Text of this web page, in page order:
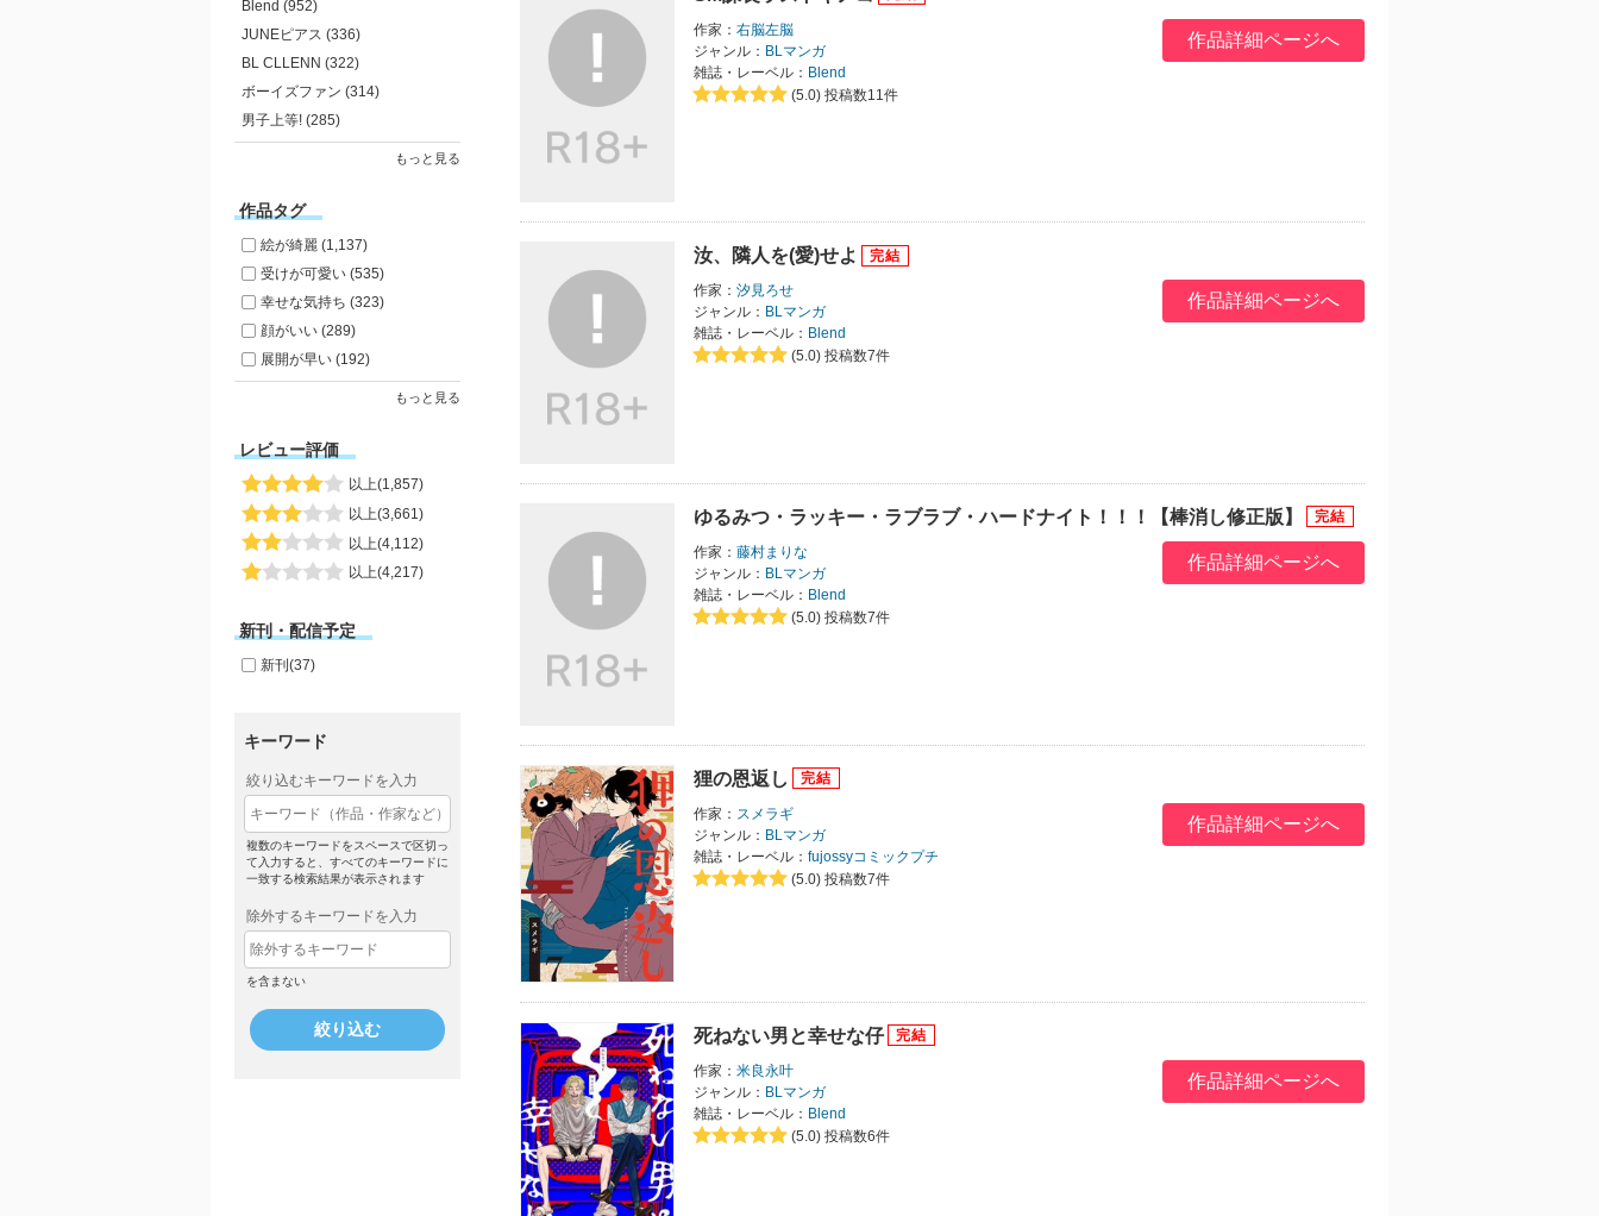
Blend (952)
JUNEピアス (336)
BL CLLENN (322)
ボーイズファン (314)
男子上等! (285)
もっと見る
作品タグ
絵が綺麗 (1,137)
受けが可愛い (535)
幸せな気持ち (323)
顔がいい (289)
展開が早い (192)
もっと見る
レビュー評価
以上(1,857)
以上(3,661)
以上(4,112)
以上(4,217)
新刊・配信予定
新刊(37)
キーワード
絞り込むキーワードを入力
複数のキーワードをスペースで区切っ
て入力すると、すべてのキーワードに
一致する検索結果が表示されます
除外するキーワードを入力
を含まない
絞り込む
作家： 右脳左脳
ジャンル： BLマンガ
雑誌・レーベル： Blend
(5.0) 投稿数11件
作品詳細ページへ
汝、隣人を(愛)せよ
作家： 汐見ろせ
ジャンル： BLマンガ
雑誌・レーベル： Blend
(5.0) 投稿数7件
作品詳細ページへ
ゆるみつ・ラッキー・ラブラブ・ハードナイト！！！【棒消し修正版】
作家： 藤村まりな
ジャンル： BLマンガ
雑誌・レーベル： Blend
(5.0) 投稿数7件
作品詳細ページへ
狸の恩返し
作家： スメラギ
ジャンル： BLマンガ
雑誌・レーベル： fujossyコミックプチ
(5.0) 投稿数7件
作品詳細ページへ
死ねない男と幸せな仔
作家： 米良永叶
ジャンル： BLマンガ
雑誌・レーベル： Blend
(5.0) 投稿数6件
作品詳細ページへ